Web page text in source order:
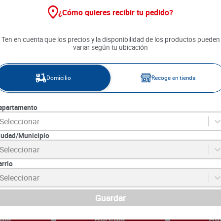
Multiusos
x 500 g
x 220 g
SKU :7702161476849
Gramo: $23.15
$6790
$5092
Agregar
Margarina
g
SKU :
Gramo: $33.70
$16.850
¿Cómo quieres recibir tu pedido?
Ten en cuenta que los precios y la disponibilidad de los productos pueden
variar según tu ubicación
Domicilio Recoge en tienda
Seleccionar
Municipio
Seleccionar
Seleccionar
Guardar